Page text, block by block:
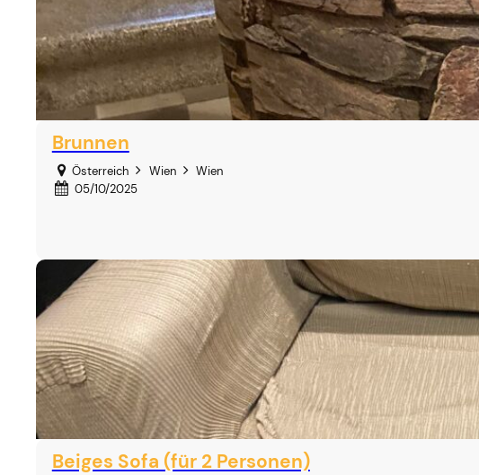
Brunnen
Österreich Wien
Wien
05/10/2025
Beiges Sofa (für 2 Personen)